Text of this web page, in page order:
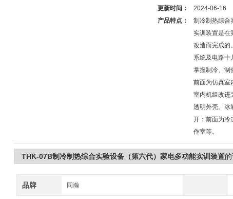
更新时间：
2024-06-16
产品特点：
制冷制热综合
实训装置是在
改造而完成的
系统及电路十
掌握制冷、制
前面为仿真室
室内机组改进
透明外壳。冰
开：前面为冷
作室等。
THK-07B制冷制热综合实验设备（第六代）家电多功能实训装置
品牌 同瀚